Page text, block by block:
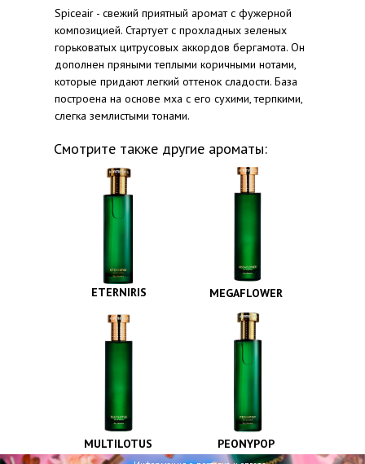
Spiceair - свежий приятный аромат с фужерной
композицией. Стартует с прохладных зеленых
горьковатых цитрусовых аккордов бергамота. Он
дополнен пряными теплыми коричными нотами,
которые придают легкий оттенок сладости. База
построена на основе мха с его сухими, терпкими,
слегка землистыми тонами.
Смотрите также другие ароматы:
ETERNIRIS MEGAFLOWER
MULTILOTUS PEONYPOP